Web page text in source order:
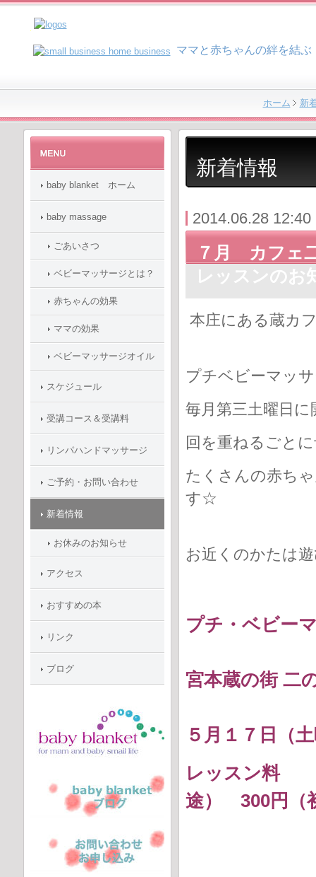
ママと赤ちゃんの絆を結
ホーム 新
新着情報
2014.06.28 12:40
７月 カフェ
レッスンの
本庄にある蔵カ
プチベビーマッ
毎月第三土曜日に
回を重ねるごと
たくさんの赤ち
す☆
お近くのかたは
プチ・ベビ
宮本蔵の街 二
５月１７日（
レッスン料
途） 300円（
baby blanket ホーム
baby massage
ごあいさつ
ベビーマッサージとは？
赤ちゃんの効果
ママの効果
ベビーマッサージオイル
スケジュール
受講コース＆受講料
リンパハンドマッサージ
ご予約・お問い合わせ
新着情報
お休みのお知らせ
アクセス
おすすめの本
リンク
ブログ